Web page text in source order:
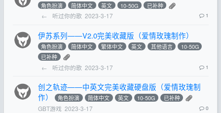
角色扮演 简体中文 英文 10-50G 已补种
← 听过你的歌 2023-3-17 1
伊苏系列——V2.0完美收藏版（爱情玫瑰制作）
角色扮演 简体中文 繁体中文 英文 其他语言
10-50G
已补种
← 听过你的歌 2023-3-17 1
创之轨迹——中英文完美收藏硬盘版（爱情玫瑰制
作）
角色扮演 简体中文 英文 10-50G 已补种
GBT游戏 2023-3-17 0